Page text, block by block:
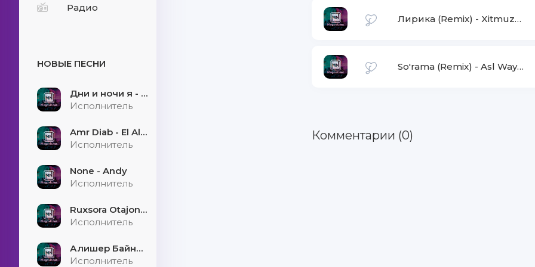
Радио
НОВЫЕ ПЕСНИ
Дни и ночи я - скучаю
Исполнитель
Amr Diab - El Alem Allah
Исполнитель
None - Andy
Исполнитель
Ruxsora Otajonova & Bahrom Davr - Sevgimiz soxtamidi
Исполнитель
Алишер Байниязов - Қарауыллап
Исполнитель
Лирика (Remix) - Xitmuzon.net
So'rama (Remix) - Asl Wayne
Комментарии (0)